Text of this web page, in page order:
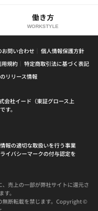
働き方
WORKSTYLE
お問い合わせ
個人情報保護方針
用規約
特定商取引法に基づく表記
リリース情報
会社イード（東証グロース上
す。
報の適切な取扱いを行う事業
イバシーマークの付与認定を
売上の一部が弊社サイトに還元さ
。
無断転載を禁じます。Copyright ©